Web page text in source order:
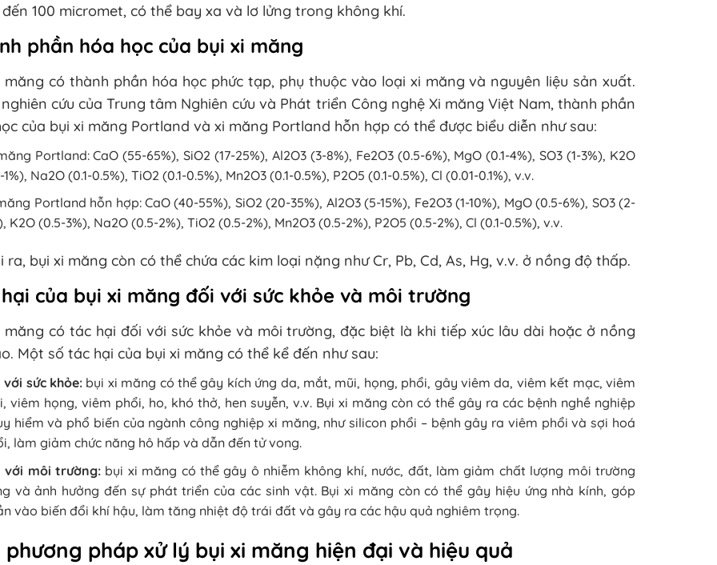
đến 100 micromet, có thể bay xa và lơ lửng trong không khí.
phần hóa học của bụi xi măng
măng có thành phần hóa học phức tạp, phụ thuộc vào loại xi măng và nguyên liệu sản xuất.
cứu của Trung tâm Nghiên cứu và Phát triển Công nghệ Xi măng Việt Nam, thành phần
của bụi xi măng Portland và xi măng Portland hỗn hợp có thể được biểu diễn như sau:
Portland: CaO (55-65%), SiO2 (17-25%), Al2O3 (3-8%), Fe2O3 (0.5-6%), MgO (0.1-4%), SO3 (1-3%), K2O
1%), Na2O (0.1-0.5%), TiO2 (0.1-0.5%), Mn2O3 (0.1-0.5%), P2O5 (0.1-0.5%), Cl (0.01-0.1%), v.v.
Portland hỗn hợp: CaO (40-55%), SiO2 (20-35%), Al2O3 (5-15%), Fe2O3 (1-10%), MgO (0.5-6%), SO3 (2-
K2O (0.5-3%), Na2O (0.5-2%), TiO2 (0.5-2%), Mn2O3 (0.5-2%), P2O5 (0.5-2%), Cl (0.1-0.5%), v.v.
ra, bụi xi măng còn có thể chứa các kim loại nặng như Cr, Pb, Cd, As, Hg, v.v. ở nồng độ thấp.
của bụi xi măng đối với sức khỏe và môi trường
măng có tác hại đối với sức khỏe và môi trường, đặc biệt là khi tiếp xúc lâu dài hoặc ở nồng
Một số tác hại của bụi xi măng có thể kể đến như sau:
sức khỏe: bụi xi măng có thể gây kích ứng da, mắt, mũi, họng, phổi, gây viêm da, viêm kết mạc, viêm
viêm họng, viêm phổi, ho, khó thở, hen suyễn, v.v. Bụi xi măng còn có thể gây ra các bệnh nghề nghiệp
hiểm và phổ biến của ngành công nghiệp xi măng, như silicon phổi – bệnh gây ra viêm phổi và sợi hoá
làm giảm chức năng hô hấp và dẫn đến tử vong.
với môi trường:bụi xi măng có thể gây ô nhiễm không khí, nước, đất, làm giảm chất lượng môi trường
và ảnh hưởng đến sự phát triển của các sinh vật. Bụi xi măng còn có thể gây hiệu ứng nhà kính, góp
vào biến đổi khí hậu, làm tăng nhiệt độ trái đất và gây ra các hậu quả nghiêm trọng.
phương pháp xử lý bụi xi măng hiện đại và hiệu quả